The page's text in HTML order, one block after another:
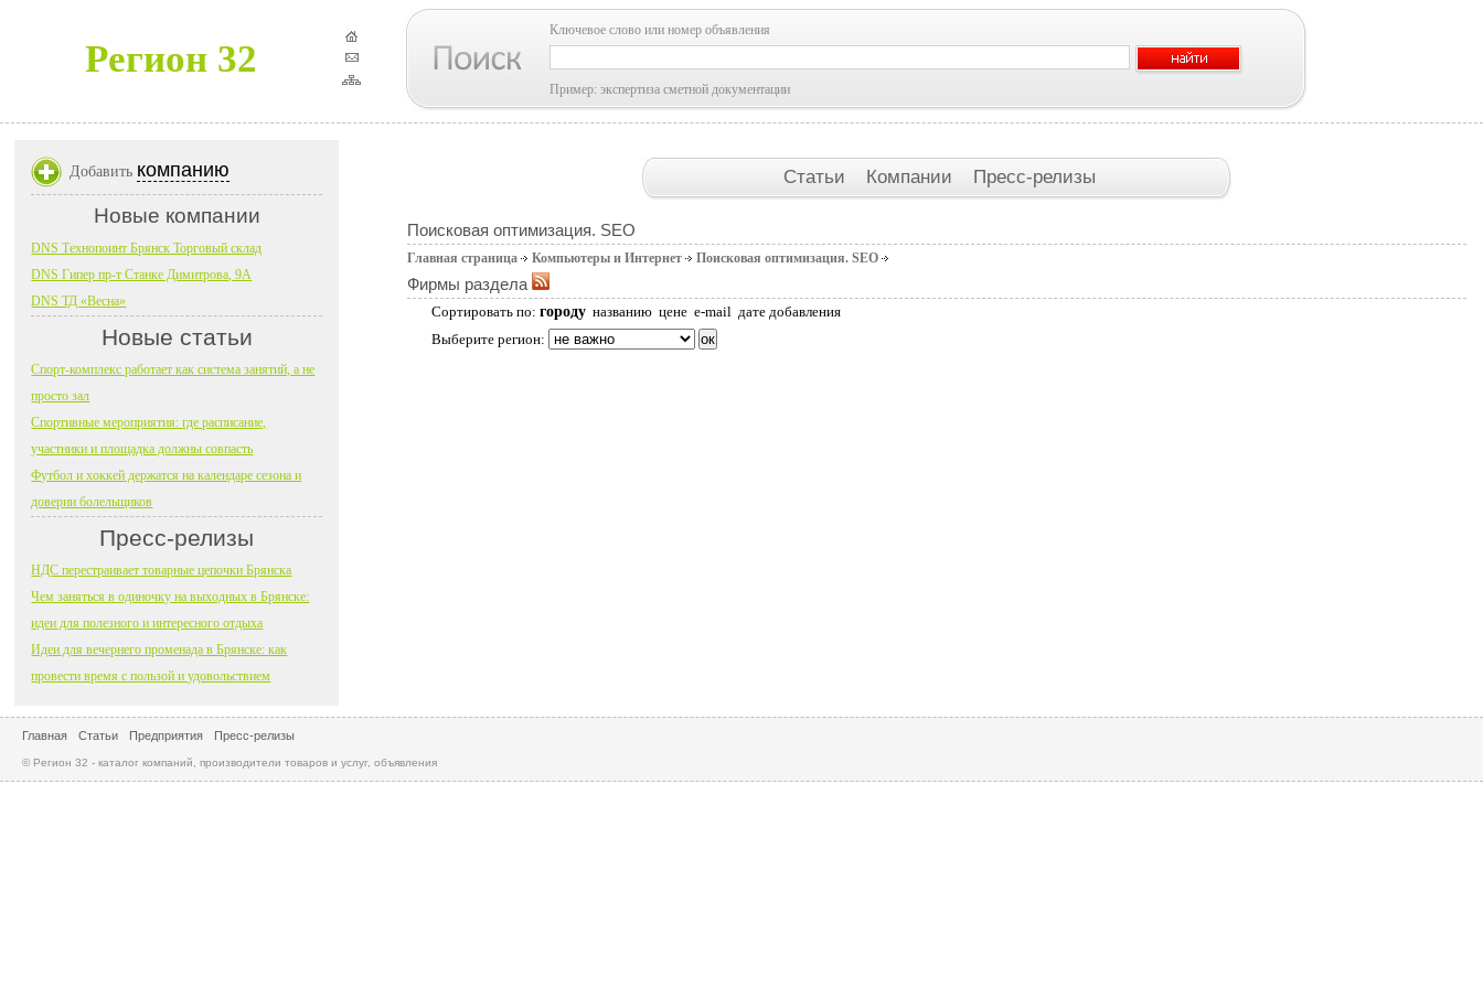
Регион 32
Ключевое слово или номер объявления
Пример: экспертиза сметной документации
Статьи Компании Пресс-релизы
Поисковая оптимизация. SEO
Главная страница Компьютеры и Интернет Поисковая оптимизация. SEO
Фирмы раздела
Сортировать по: городу названию цене e-mail дате добавления
Выберите регион:
Добавить компанию
Новые компании
DNS Технопоинт Брянск Торговый склад
DNS Гипер пр-т Станке Димитрова, 9А
DNS ТД «Весна»
Новые статьи
Спорт-комплекс работает как система занятий, а не
просто зал
Спортивные мероприятия: где расписание,
участники и площадка должны совпасть
Футбол и хоккей держатся на календаре сезона и
доверии болельщиков
Пресс-релизы
НДС перестраивает товарные цепочки Брянска
Чем заняться в одиночку на выходных в Брянске:
идеи для полезного и интересного отдыха
Идеи для вечернего променада в Брянске: как
провести время с пользой и удовольствием
Главная Статьи Предприятия Пресс-релизы
© Регион 32 - каталог компаний, производители товаров и услуг, объявления